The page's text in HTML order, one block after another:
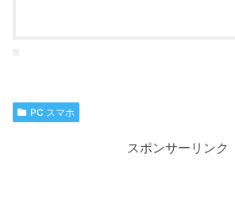
PC スマホ
スポンサーリンク